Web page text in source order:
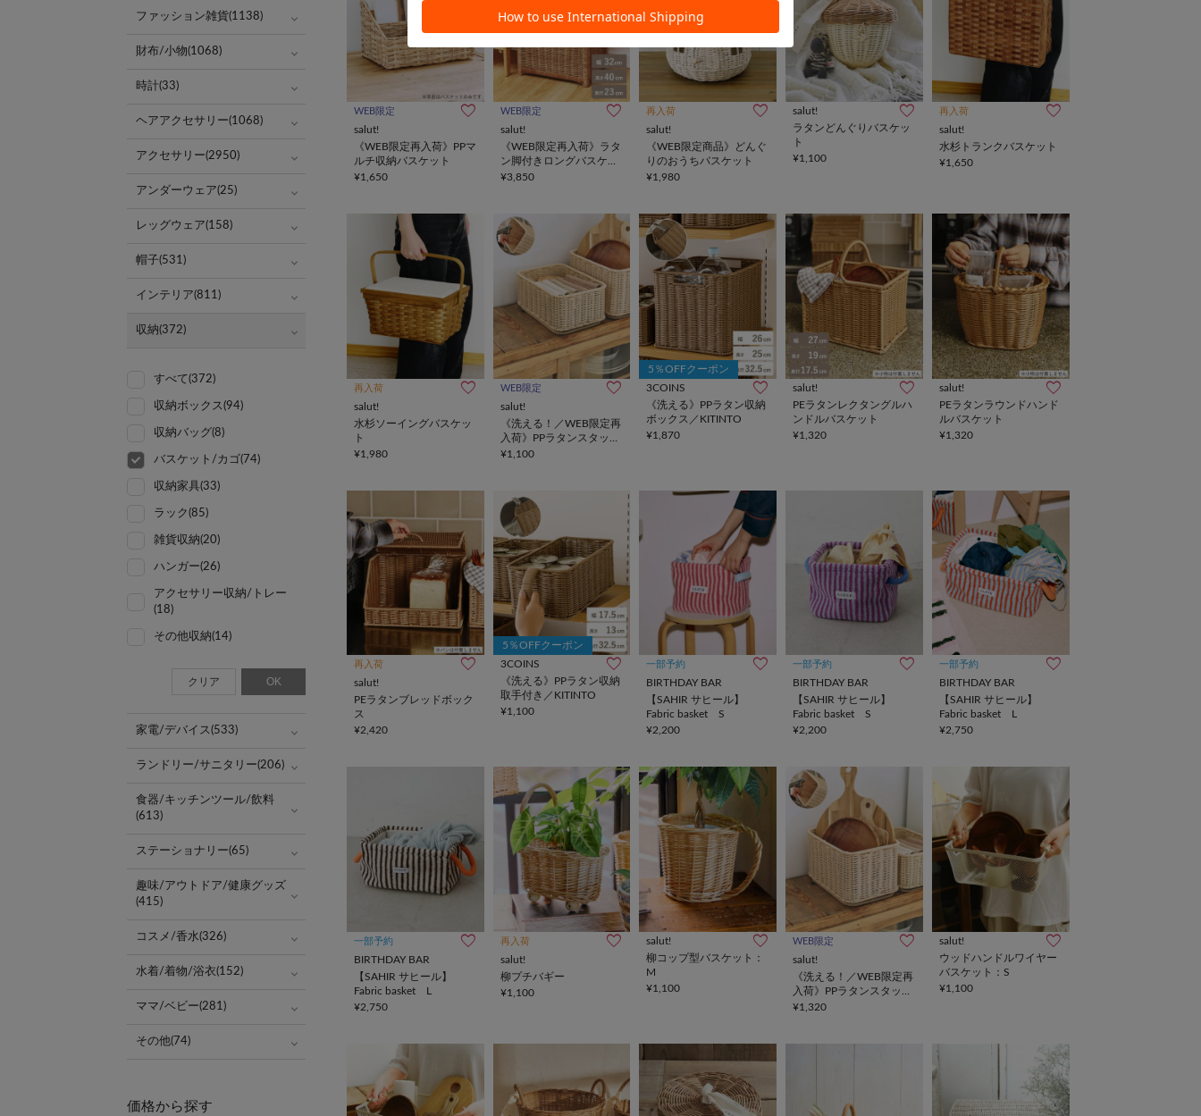
WEB限定
salut!
《WEB限定再入荷》PPマ
ルチ収納バスケット
¥1,650
WEB限定
salut!
《WEB限定再入荷》ラタ
ン脚付きロングバスケッ
ト
¥3,850
再入荷
salut!
《WEB限定商品》どんぐ
りのおうちバスケット
¥1,980
salut!
ラタンどんぐりバスケッ
ト
¥1,100
再入荷
salut!
水杉トランクバスケット
¥1,650
再入荷
salut!
水杉ソーイングバスケッ
ト
¥1,980
WEB限定
salut!
《洗える！／WEB限定再
入荷》PPラタンスタッキ
ングバスケットハーフ：
¥1,100
5％OFFクーポン
3COINS
《洗える》PPラタン収納
ボックス／KITINTO
¥1,870
salut!
PEラタンレクタングルハ
ンドルバスケット
¥1,320
salut!
PEラタンラウンドハンド
ルバスケット
¥1,320
再入荷
salut!
PEラタンブレッドボック
ス
¥2,420
5％OFFクーポン
3COINS
《洗える》PPラタン収納
取手付き／KITINTO
¥1,100
一部予約
BIRTHDAY BAR
【SAHIR サヒール】
Fabric basket S
¥2,200
一部予約
BIRTHDAY BAR
【SAHIR サヒール】
Fabric basket S
¥2,200
一部予約
BIRTHDAY BAR
【SAHIR サヒール】
Fabric basket L
¥2,750
一部予約
BIRTHDAY BAR
【SAHIR サヒール】
Fabric basket L
¥2,750
再入荷
salut!
柳プチバギー
¥1,100
salut!
柳コップ型バスケット：
M
¥1,100
WEB限定
salut!
《洗える！／WEB限定再
入荷》PPラタンスタッキ
ングバスケットハーフ：
¥1,320
salut!
ウッドハンドルワイヤー
バスケット：S
¥1,100
ファッション雑貨(1138)
財布/小物(1068)
時計(33)
ヘアアクセサリー(1068)
アクセサリー(2950)
アンダーウェア(25)
レッグウェア(158)
帽子(531)
インテリア(811)
収納(372)
すべて(372)
収納ボックス(94)
収納バッグ(8)
バスケット/カゴ(74)
収納家具(33)
ラック(85)
雑貨収納(20)
ハンガー(26)
アクセサリー収納/トレー
(18)
その他収納(14)
クリア OK
家電/デバイス(533)
ランドリー/サニタリー(206)
食器/キッチンツール/飲料
(613)
ステーショナリー(65)
趣味/アウトドア/健康グッズ
(415)
コスメ/香水(326)
水着/着物/浴衣(152)
ママ/ベビー(281)
その他(74)
価格から探す